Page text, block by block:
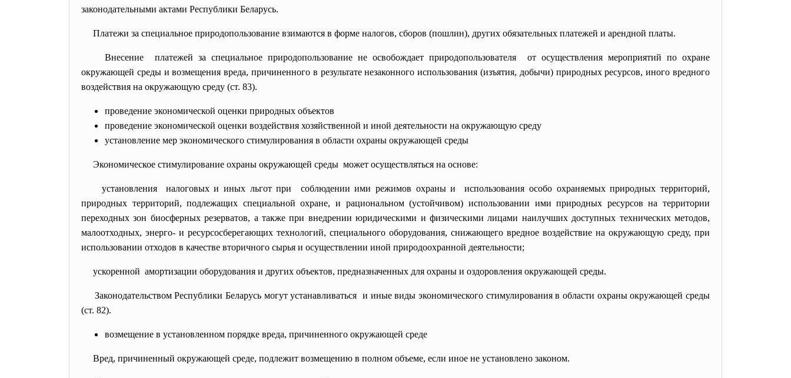
законодательными актами Республики Беларусь.
Платежи за специальное природопользование взимаются в форме налогов, сборов (пошлин), других обязательных платежей и арендной платы.
Внесение платежей за специальное природопользование не освобождаетприродопользователя от осуществления мероприятий по охране
окружающей среды и возмещения вреда, причиненного в результате незаконного использования (изъятия, добычи) природных ресурсов, иного вредного
воздействия на окружающую среду (ст. 83).
проведение экономической оценки природных объектов
проведение экономической оценки воздействия хозяйственной и иной деятельности на окружающую среду
установление мер экономического стимулирования в области охраны окружающей среды
Экономическое стимулирование охраны окружающей среды может осуществляться на основе:
установления налоговых и иных льгот при соблюдении ими режимов охраны и использования особо охраняемых природных территорий,
природных территорий, подлежащих специальной охране, и рациональном (устойчивом) использовании ими природных ресурсов на территории
переходных зон биосферных резерватов, а также при внедрении юридическими и физическими лицами наилучших доступных технических методов,
малоотходных, энерго- и ресурсосберегающих технологий, специального оборудования, снижающего вредное воздействие на окружающую среду, при
использовании отходов в качестве вторичного сырья и осуществлении иной природоохранной деятельности;
ускоренной амортизации оборудования и других объектов, предназначенных для охраны и оздоровления окружающей среды.
Законодательством Республики Беларусь могут устанавливаться и иные виды экономического стимулирования в области охраны окружающей среды
(ст. 82).
возмещение в установленном порядке вреда, причиненного окружающей среде
Вред, причиненный окружающей среде, подлежит возмещению в полном объеме, если иное не установлено законом.